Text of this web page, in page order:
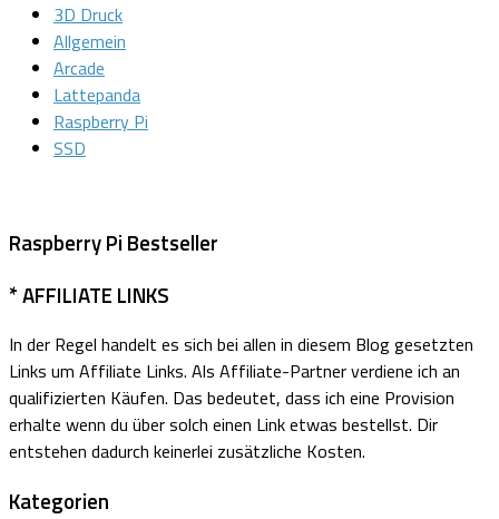
3D Druck
Allgemein
Arcade
Lattepanda
Raspberry Pi
SSD
Raspberry Pi Bestseller
* AFFILIATE LINKS
In der Regel handelt es sich bei allen in diesem Blog gesetzten
Links um Affiliate Links. Als Affiliate-Partner verdiene ich an
qualifizierten Käufen. Das bedeutet, dass ich eine Provision
erhalte wenn du über solch einen Link etwas bestellst. Dir
entstehen dadurch keinerlei zusätzliche Kosten.
Kategorien